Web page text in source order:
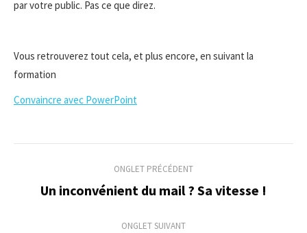
par votre public. Pas ce que direz.
Vous retrouverez tout cela, et plus encore, en suivant la
formation
Convaincre avec PowerPoint
commentaire
ONGLET PRÉCÉDENT
Onglet
Un inconvénient du mail ? Sa vitesse !
ONGLET SUIVANT